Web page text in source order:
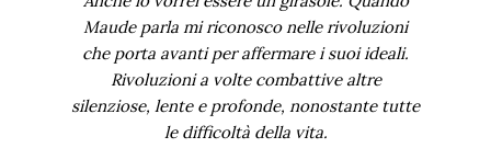
Maude parla mi riconosco nelle rivoluzioni
che porta avanti per affermare i suoi ideali.
Rivoluzioni a volte combattive altre
silenziose, lente e profonde, nonostante tutte
le difficoltà della vita.